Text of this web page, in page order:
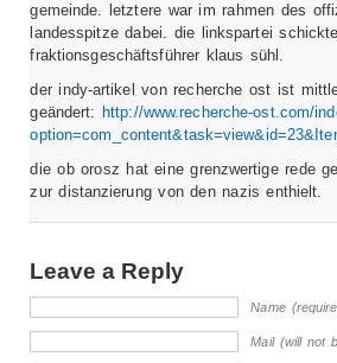
gemeinde. letztere war im rahmen des
landesspitze dabei. die linkspartei
fraktionsgeschäftsführer klaus sühl.
der indy-artikel von recherche ost ist
geändert: http://www.recherche-ost.com/
die ob orosz hat eine grenzwertige rede
zur distanzierung von den nazis enthielt.
Leave a Reply
Name
Mail (will not